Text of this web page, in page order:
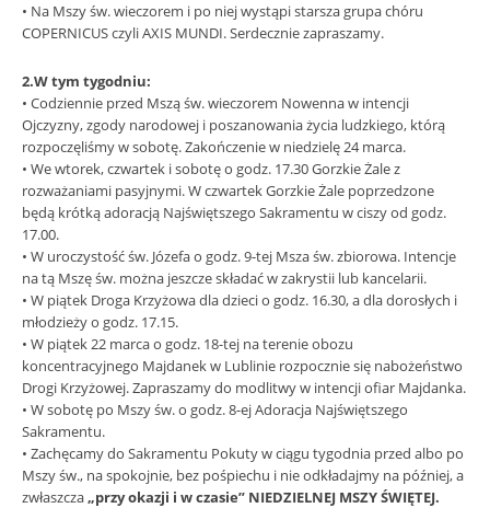
• Na Mszy św. wieczorem i po niej wystąpi starsza grupa chóru
COPERNICUS czyli AXIS MUNDI. Serdecznie zapraszamy.
2.W tym tygodniu:
• Codziennie przed Mszą św. wieczorem Nowenna w intencji
Ojczyzny, zgody narodowej i poszanowania życia ludzkiego, którą
rozpoczęliśmy w sobotę. Zakończenie w niedzielę 24 marca.
• We wtorek, czwartek i sobotę o godz. 17.30 Gorzkie Żale z
rozważaniami pasyjnymi. W czwartek Gorzkie Żale poprzedzone
będą krótką adoracją Najświętszego Sakramentu w ciszy od godz.
17.00.
• W uroczystość św. Józefa o godz. 9-tej Msza św. zbiorowa. Intencje
na tą Mszę św. można jeszcze składać w zakrystii lub kancelarii.
• W piątek Droga Krzyżowa dla dzieci o godz. 16.30, a dla dorosłych i
młodzieży o godz. 17.15.
• W piątek 22 marca o godz. 18-tej na terenie obozu
koncentracyjnego Majdanek w Lublinie rozpocznie się nabożeństwo
Drogi Krzyżowej. Zapraszamy do modlitwy w intencji ofiar Majdanka.
• W sobotę po Mszy św. o godz. 8-ej Adoracja Najświętszego
Sakramentu.
• Zachęcamy do Sakramentu Pokuty w ciągu tygodnia przed albo po
Mszy św., na spokojnie, bez pośpiechu i nie odkładajmy na później, a
zwłaszcza„przy okazji i w czasie” NIEDZIELNEJ MSZY ŚWIĘTEJ.